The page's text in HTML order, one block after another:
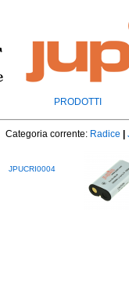
PRODOTTI
Categoria corrente: Radice
JPUCRI0004